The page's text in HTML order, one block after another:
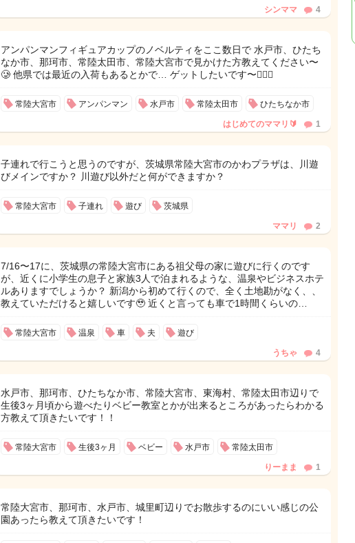
シンママ 4
アンパンマンフィギュアカップのノベルティをここ数日で 水戸市、ひたち
なか市、那珂市、常陸太田市、常陸大宮市で見かけた方教えてください〜
🥲 他県では最近の入荷もあるとかで… ゲットしたいです〜😵‍💫🤍
常陸大宮市 アンパンマン 水戸市 常陸太田市 ひたちなか市
はじめてのママリ🔰 1
子連れで行こうと思うのですが、茨城県常陸大宮市のかわプラザは、川遊
びメインですか？ 川遊び以外だと何ができますか？
常陸大宮市 子連れ 遊び 茨城県
ママリ 2
7/16〜17に、茨城県の常陸大宮市にある祖父母の家に遊びに行くのです
が、近くに小学生の息子と家族3人で泊まれるような、温泉やビジネスホテ
ルありますでしょうか？ 新潟から初めて行くので、全く土地勘がなく、、
教えていただけると嬉しいです🥹 近くと言っても車で1時間くらいの…
常陸大宮市 温泉 車 夫 遊び
うちゃ 4
水戸市、那珂市、ひたちなか市、常陸大宮市、東海村、常陸太田市辺りで
生後3ヶ月頃から遊べたりベビー教室とかが出来るところがあったらわかる
方教えて頂きたいです！！
常陸大宮市 生後3ヶ月 ベビー 水戸市 常陸太田市
りーまま 1
常陸大宮市、那珂市、水戸市、城里町辺りでお散歩するのにいい感じの公
園あったら教えて頂きたいです！